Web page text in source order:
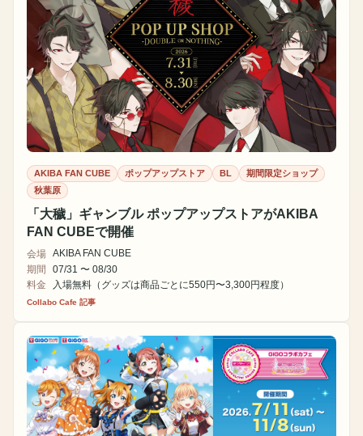
AKIBA FAN CUBE ポップアップストア BL
期間限定ショップ
秋葉原
「大穢」ギャンブル ポップアップストアがAKIBA
FAN CUBEで開催
会場 AKIBA FAN CUBE
期間
07/31 〜 08/30
料金
入場無料（グッズは商品ごとに550円〜3,300円程度）
Collabo Cafe 記事